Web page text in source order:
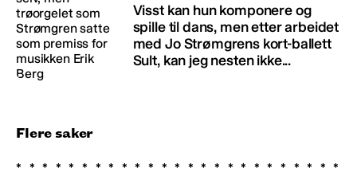
Visst kan hun komponere og
spille til dans, men etter arbeidet
med Jo Strømgrens kort-ballett
Sult, kan jeg nesten ikke...
Flere saker